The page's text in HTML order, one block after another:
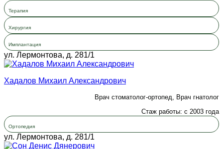
Терапия
Хирургия
Имплантация
ул. Лермонтова, д. 281/1
Хадалов Михаил Александрович
Врач стоматолог-ортопед, Врач гнатолог
Стаж работы: с 2003 года
Ортопедия
ул. Лермонтова, д. 281/1